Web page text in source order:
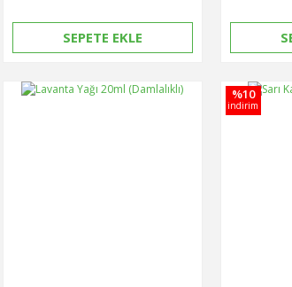
SEPETE EKLE
%10
indirim